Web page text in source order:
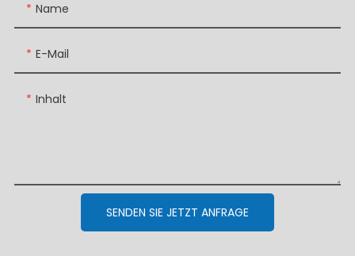
Name
E-Mail
Inhalt
SENDEN SIE JETZT ANFRAGE